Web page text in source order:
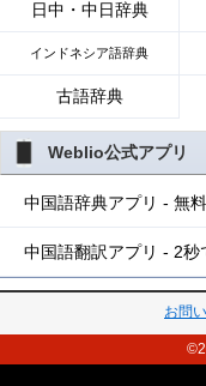
日中・中日辞典
インドネシア語辞典
古語辞典
Weblio公式アプリ
中国語辞典アプリ - 無
中国語翻訳アプリ - 2
お問